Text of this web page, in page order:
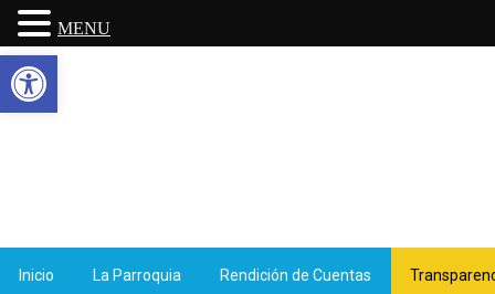
Inicio La Parroquia Rendición de Cuentas
MENU
Abrir barra de herramientas